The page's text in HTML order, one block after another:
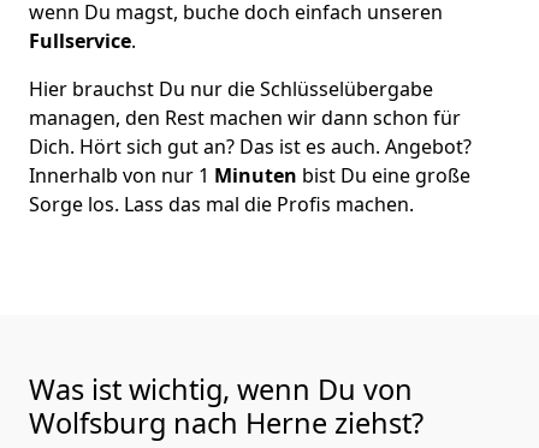
wenn Du magst, buche doch einfach unseren
Fullservice.
Hier brauchst Du nur die Schlüsselübergabe
managen, den Rest machen wir dann schon für
Dich. Hört sich gut an? Das ist es auch. Angebot?
Innerhalb von nur 1 Minuten bist Du eine große
Sorge los. Lass das mal die Profis machen.
Was ist wichtig, wenn Du von
Wolfsburg nach Herne ziehst?